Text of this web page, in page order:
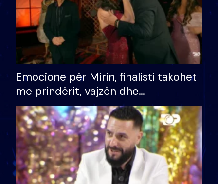
Emocione për Mirin, finalisti takohet
me prindërit, vajzën dhe
bashkëshorten: S’kemi ndonjë letër
divorci apo jo?